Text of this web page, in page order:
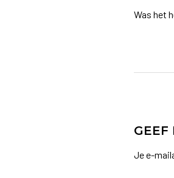
Was het
GEEF
Je e-